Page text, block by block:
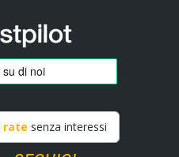
rate senza interessi